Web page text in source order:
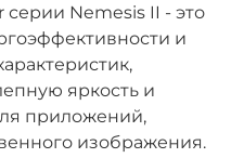
Nemesis II - это
и
яркость и
приложений,
изображения.